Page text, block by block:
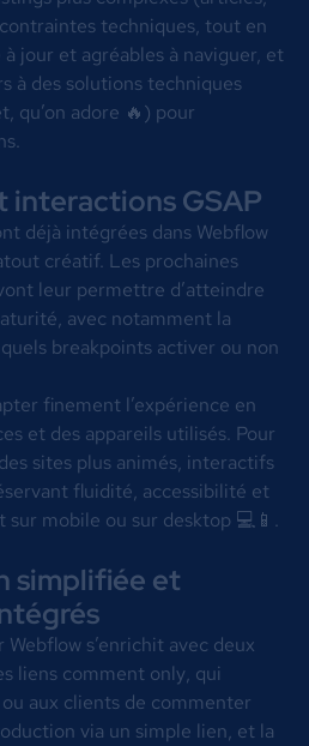
techniques, tout en
jour et agréables à naviguer, et
à des solutions techniques
qu’on adore 🔥) pour
interactions GSAP
déjà intégrées dans Webflow
créatif. Les prochaines
leur permettre d’atteindre
avec notamment la
breakpoints activer ou non
finement l’expérience en
et des appareils utilisés. Pour
sites plus animés, interactifs
fluidité, accessibilité et
mobile ou sur desktop 💻📱.
simplifiée et
s’enrichit avec deux
liens comment only, qui
aux clients de commenter
via un simple lien, et la